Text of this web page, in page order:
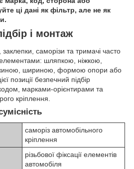
ці дані як фільтр, але не як
і монтаж
заклепки, саморізи та тримачі часто
елементами: шляпкою, ніжкою,
шириною, формою опори або
позиції безпечний підбір
марками-орієнтирами та
кріплення.
саморіз автомобільного
кріплення
різьбової фіксації елементів
автомобіля